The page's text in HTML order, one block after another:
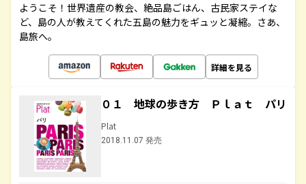
ようこそ！世界遺産の教会、絶品島ごはん、古民家ステイな
ど、島の人が教えてくれた五島の魅力をギュッと凝縮。さあ、
島旅へ。
詳細を見る
０１ 地球の歩き方 Ｐｌａｔ パリ
Plat
2018.11.07 発売